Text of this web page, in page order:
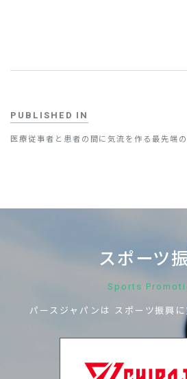
PUBLISHED IN
医療従事者と患者の間に気流を作る最先端
スポーツ
Sports
パースジャパンは スポーツ振興に